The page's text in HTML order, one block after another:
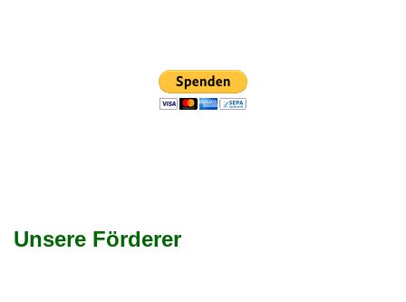
Unsere Förderer